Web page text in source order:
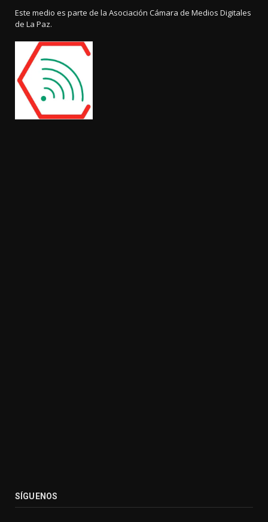
Este medio es parte de la Asociación Cámara de Medios Digitales
de La Paz.
SÍGUENOS